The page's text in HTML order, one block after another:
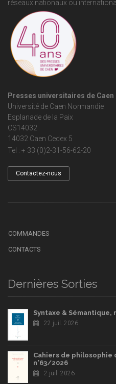
réseaux nationaux ou
Presses universitaires de Caen
Université de Caen Normandie
Esplanade de la Paix
CS14032
14032 Caen Cedex 5
Tel : + 33 (0)2-31-56-62-20
Contactez-nous
COMMANDES
CONTACTS
Dernières Sorties
Syntaxe & Sémantique,
22 juil. 2026
Cahiers de philosophie
n°63/2026
2 juil. 2026